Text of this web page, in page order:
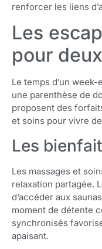
renforcer les liens
Les
pour deux
Le temps d’un
une parenthèse de
proposent des
et soins pour vivre
Les
Les massages et
relaxation partagée.
d’accéder aux
moment de détente
synchronisés
apaisant.